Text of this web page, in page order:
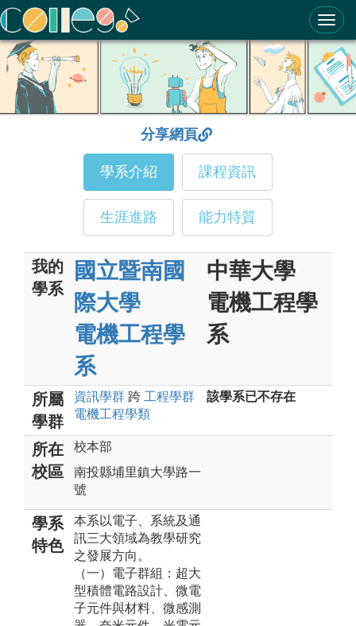
ColleGo! 大學選才與高中育才輔助系統
分享網頁
學系介紹 課程資訊
生涯進路 能力特質
我的
學系
國立暨南國
際大學
電機工程學
系
中華大學
電機工程學
系
所屬
學群
資訊學群 跨 工程學群
電機工程學類
該學系已不存在
所在
校區
校本部
南投縣埔里鎮大學路一
號
學系
特色
本系以電子、系統及通
訊三大領域為教學研究
之發展方向。
（一）電子群組：超大
型積體電路設計、微電
子元件與材料、微感測